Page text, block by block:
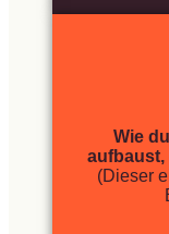
Wie
aufbaust,
(Dieser